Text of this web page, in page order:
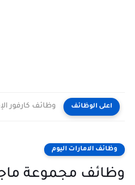
اعلى الوظائف
وظائف الامارات اليوم
وظائف مجموعة